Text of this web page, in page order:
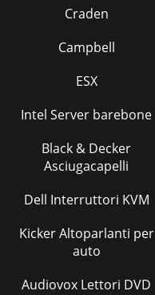
Craden
Campbell
ESX
Intel Server barebone
Black & Decker
Asciugacapelli
Dell Interruttori KVM
Kicker Altoparlanti per
auto
Audiovox Lettori DVD